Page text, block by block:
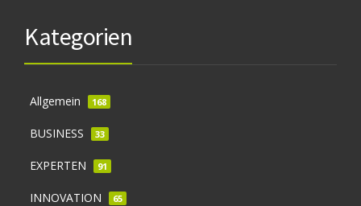
Kategorien
Allgemein 168
BUSINESS 33
EXPERTEN 91
INNOVATION 65